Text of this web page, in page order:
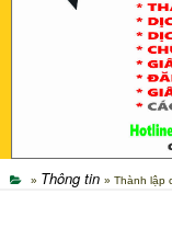
» Thông tin » Thành lập